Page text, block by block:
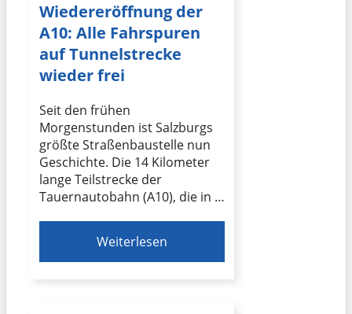
Wiedereröffnung der
A10: Alle Fahrspuren
auf Tunnelstrecke
wieder frei
Seit den frühen
Morgenstunden ist Salzburgs
größte Straßenbaustelle nun
Geschichte. Die 14 Kilometer
lange Teilstrecke der
Tauernautobahn (A10), die in …
Weiterlesen